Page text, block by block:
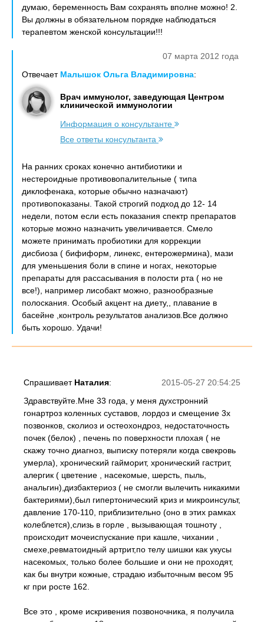
думаю, беременность Вам сохранять вполне можно! 2.
Вы должны в обязательном порядке наблюдаться
терапевтом женской консультации!!!
07 марта 2012 года
Отвечает Малышок Ольга Владимировна:
Врач иммунолог, заведующая Центром
клинической иммунологии
Информация о консультанте
Все ответы консультанта
На ранних сроках конечно антибиотики и
нестероидные противовопалительные ( типа
диклофенака, которые обычно назначают)
противопоказаны. Такой строгий подход до 12- 14
недели, потом если есть показания спектр препаратов
которые можно назначить увеличивается. Смело
можете принимать пробиотики для коррекции
дисбиоза ( бифиформ, линекс, ентерожермина), мази
для уменьшения боли в спине и ногах, некоторые
препараты для рассасывания в полости рта ( но не
все!), например лисобакт можно, разнообразные
полоскания. Особый акцент на диету,, плавание в
басейне ,контроль результатов анализов.Все должно
быть хорошо. Удачи!
2015-05-27 20:54:25
Спрашивает Наталия:
Здравствуйте.Мне 33 года, у меня духстронний
гонартроз коленных суставов, лордоз и смещение 3х
позвонков, сколиоз и остеохондроз, недостаточность
почек (белок) , печень по поверхности плохая ( не
скажу точно диагноз, выписку потеряли когда свекровь
умерла), хронический гайморит, хронический гастрит,
алергик ( цветение , насекомые, шерсть, пыль,
анальгин),дизбактериоз ( не смогли вылечить никакими
бактериями),был гипертонический криз и микроинсульт,
давление 170-110, приблизительно (оно в этих рамках
колеблется),слизь в горле , вызывающая тошноту ,
происходит мочеиспускание при кашле, чихании ,
смехе,ревматоидный артрит,по телу шишки как укусы
насекомых, только более большие и они не проходят,
как бы внутри кожные, страдаю избыточным весом 95
кг при росте 162.
Все это , кроме искривения позвоночника, я получила